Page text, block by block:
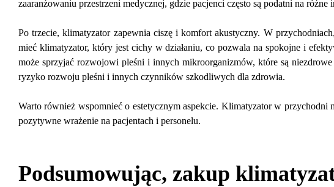
zaaranżowaniu przestrzeni medycznej, gdzie pacjenci często są podatni na
Po trzecie, klimatyzator zapewnia ciszę i komfort akustyczny. W
mieć klimatyzator, który jest cichy w działaniu, co pozwala na spokojne i
może sprzyjać rozwojowi pleśni i innych mikroorganizmów, które są
ryzyko rozwoju pleśni i innych czynników szkodliwych dla zdrowia.
Warto również wspomnieć o estetycznym aspekcie. Klimatyzator w
pozytywne wrażenie na pacjentach i personelu.
Podsumowując, zakup